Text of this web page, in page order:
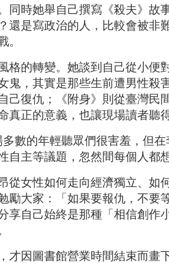
同時她舉自己撰寫《殺夫》故
還是寫政治的人，比較會被非
。
格的轉變。她談到自己從小便
鬼，其實是那些生前遭男性殺
己復仇；《附身》則從臺灣民
真正的意義，也讓現場讀者聽
數的年輕聽眾們很害羞，但
自主等議題，忽然間每個人都
從女性如何走向經濟獨立、如
勵大家：「如果要報仇，不要
享自己始終是那種「相信創作
才因圖書館營業時間結束而畫